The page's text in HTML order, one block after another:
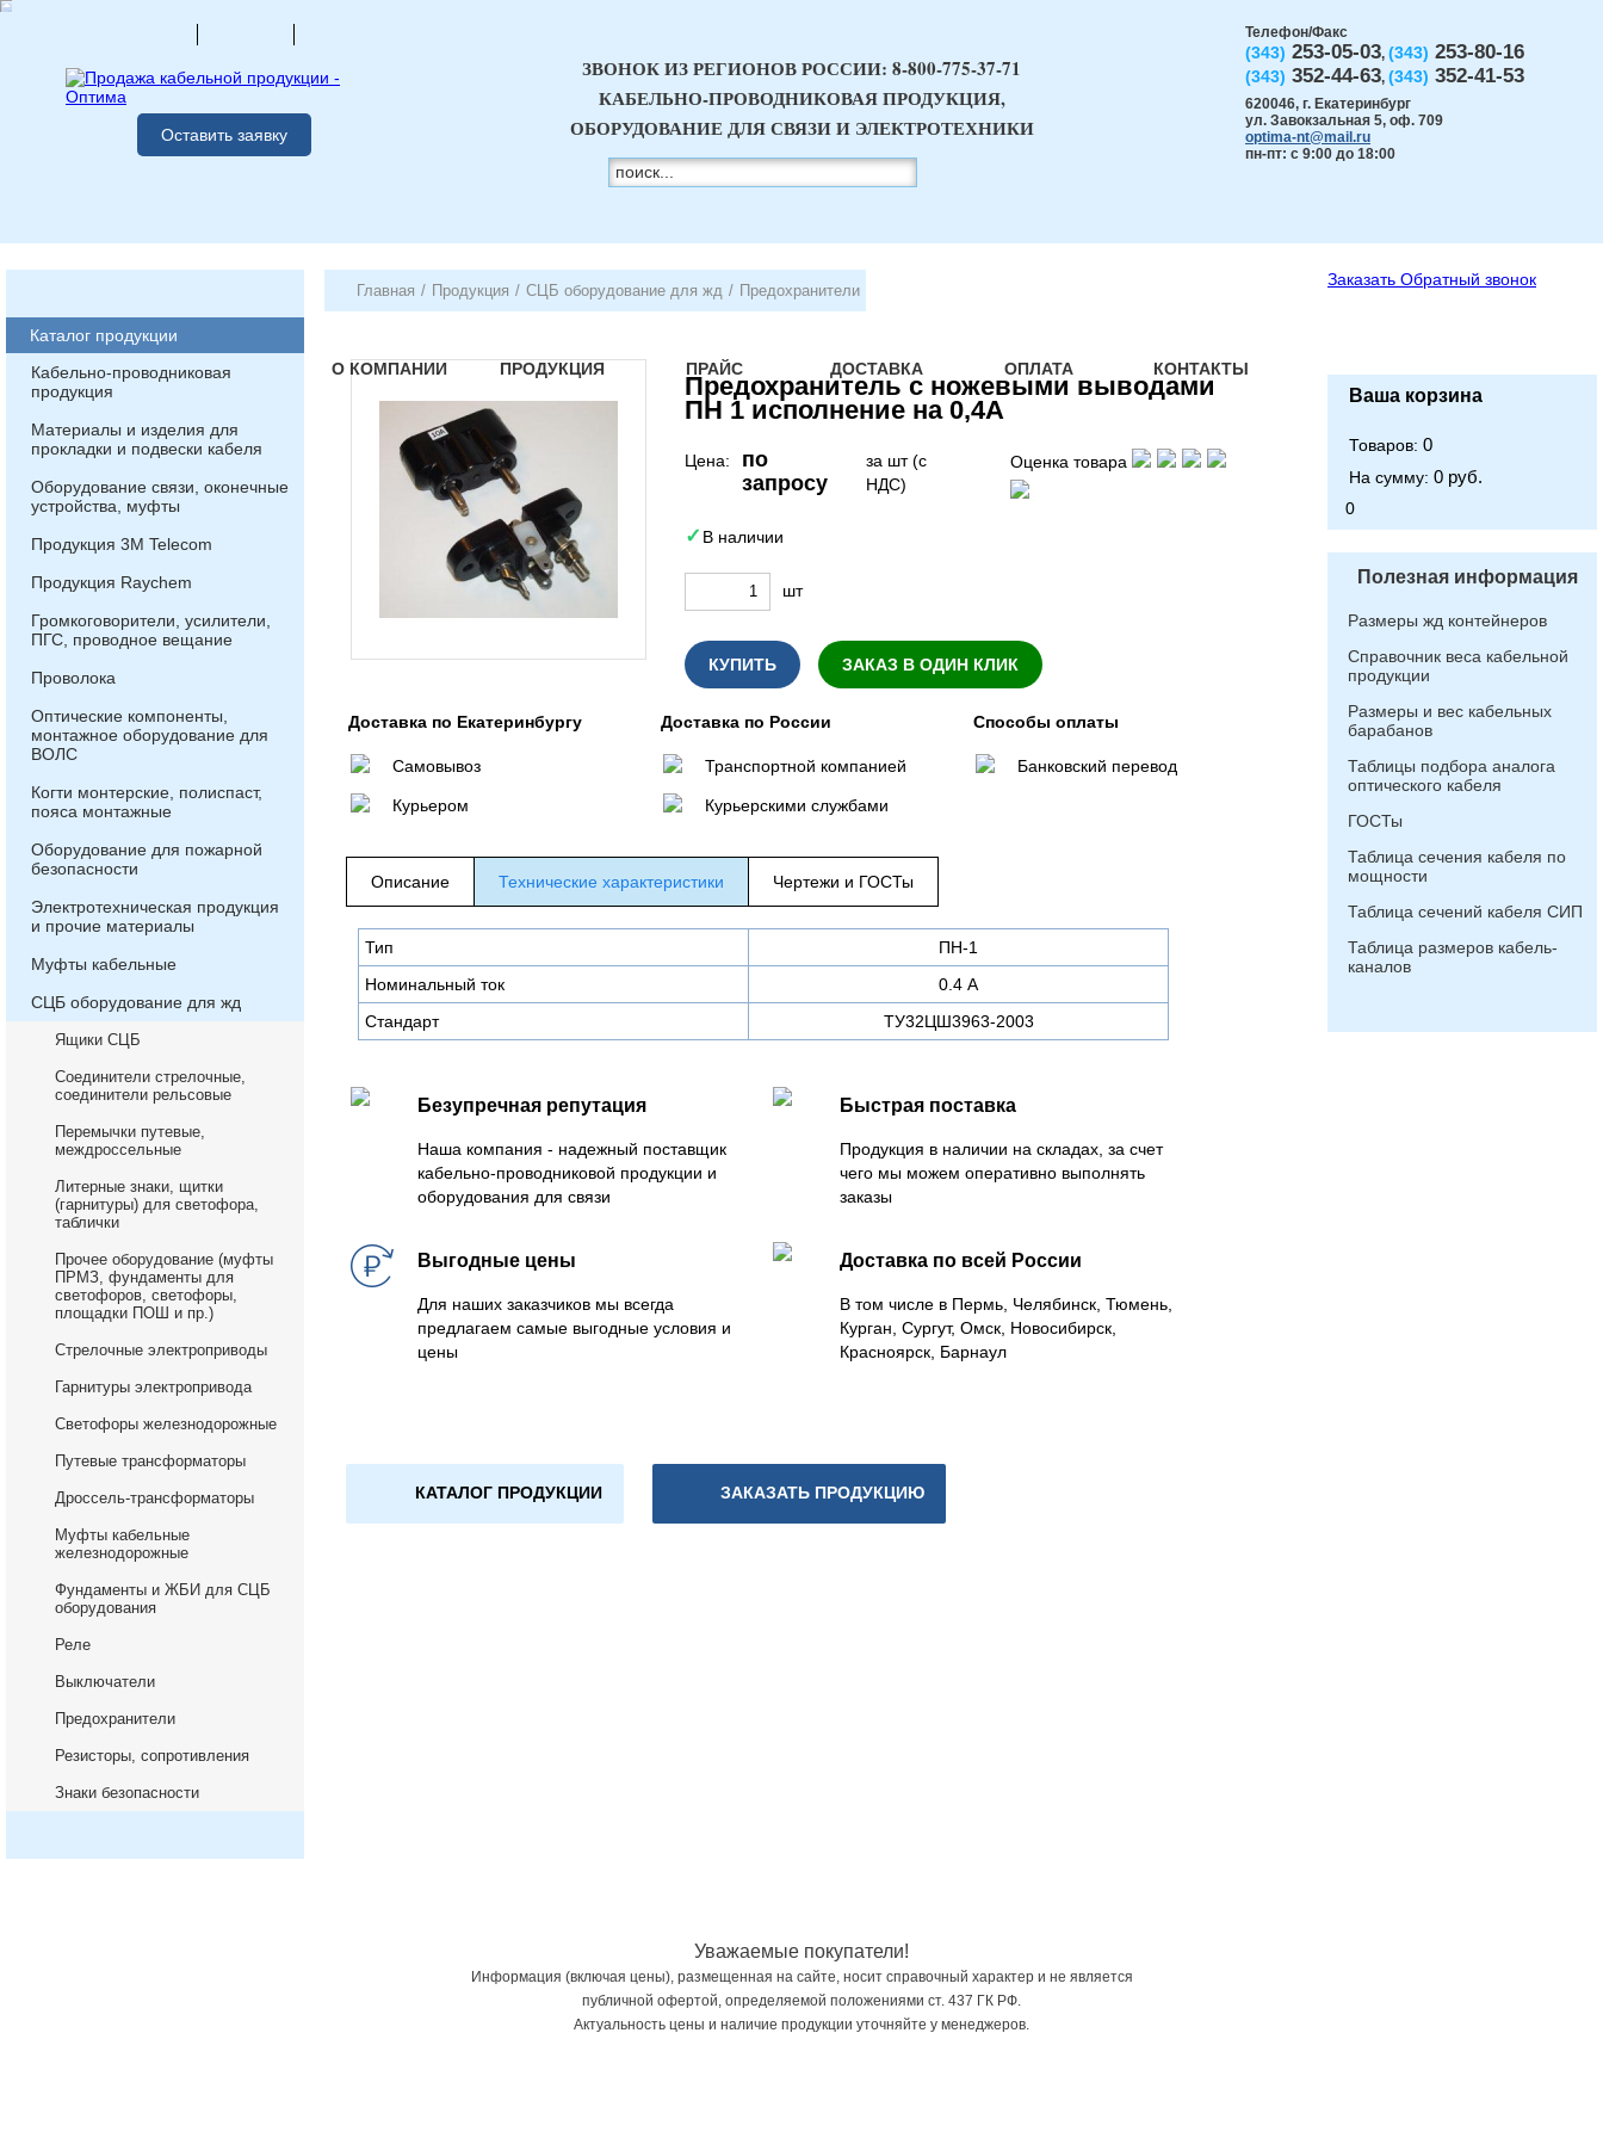
Оставить заявку
Телефон/Факс
(343) 253-05-03, (343) 253-80-16
(343) 352-44-63, (343) 352-41-53
620046, г. Екатеринбург
ул. Завокзальная 5, оф. 709
optima-nt@mail.ru
пн-пт: с 9:00 до 18:00
ЗВОНОК ИЗ РЕГИОНОВ РОССИИ: 8-800-775-37-71
КАБЕЛЬНО-ПРОВОДНИКОВАЯ ПРОДУКЦИЯ,
ОБОРУДОВАНИЕ ДЛЯ СВЯЗИ И ЭЛЕКТРОТЕХНИКИ
О КОМПАНИИ ПРОДУКЦИЯ ПРАЙС ДОСТАВКА ОПЛАТА КОНТАКТЫ
Каталог продукции
Кабельно-проводниковая
продукция
Материалы и изделия для
прокладки и подвески кабеля
Оборудование связи, оконечные
устройства, муфты
Продукция 3М Telecom
Продукция Raychem
Громкоговорители, усилители,
ПГС, проводное вещание
Проволока
Оптические компоненты,
монтажное оборудование для
ВОЛС
Когти монтерские, полиспаст,
пояса монтажные
Оборудование для пожарной
безопасности
Электротехническая продукция
и прочие материалы
Муфты кабельные
СЦБ оборудование для жд
Ящики СЦБ
Соединители стрелочные,
соединители рельсовые
Перемычки путевые,
междроссельные
Литерные знаки, щитки
(гарнитуры) для светофора,
таблички
Прочее оборудование (муфты
ПРМЗ, фундаменты для
светофоров, светофоры,
площадки ПОШ и пр.)
Стрелочные электроприводы
Гарнитуры электропривода
Светофоры железнодорожные
Путевые трансформаторы
Дроссель-трансформаторы
Муфты кабельные
железнодорожные
Фундаменты и ЖБИ для СЦБ
оборудования
Реле
Выключатели
Предохранители
Резисторы, сопротивления
Знаки безопасности
Главная / Продукция / СЦБ оборудование для жд / Предохранители
Предохранитель с ножевыми выводами
ПН 1 исполнение на 0,4А
Цена:
по
запросу
за шт (с
НДС)
Оценка товара
В наличии
шт
КУПИТЬ ЗАКАЗ В ОДИН КЛИК
Доставка по Екатеринбургу
Самовывоз
Курьером
Доставка по России
Транспортной компанией
Курьерскими службами
Способы оплаты
Банковский перевод
Описание Технические характеристики Чертежи и ГОСТы
Тип
ПН-1
Номинальный ток
0.4 А
Стандарт
ТУ32ЦШ3963-2003
Безупречная репутация
Наша компания - надежный поставщик
кабельно-проводниковой продукции и
оборудования для связи
Быстрая поставка
Продукция в наличии на складах, за счет
чего мы можем оперативно выполнять
заказы
Выгодные цены
Для наших заказчиков мы всегда
предлагаем самые выгодные условия и
цены
Доставка по всей России
В том числе в Пермь, Челябинск, Тюмень,
Курган, Сургут, Омск, Новосибирск,
Красноярск, Барнаул
КАТАЛОГ ПРОДУКЦИИ ЗАКАЗАТЬ ПРОДУКЦИЮ
Заказать Обратный звонок
Ваша корзина
Товаров: 0
На сумму: 0 руб.
0
Полезная информация
Размеры жд контейнеров
Справочник веса кабельной
продукции
Размеры и вес кабельных
барабанов
Таблицы подбора аналога
оптического кабеля
ГОСТы
Таблица сечения кабеля по
мощности
Таблица сечений кабеля СИП
Таблица размеров кабель-
каналов
Уважаемые покупатели!
Информация (включая цены), размещенная на сайте, носит справочный характер и не является
публичной офертой, определяемой положениями ст. 437 ГК РФ.
Актуальность цены и наличие продукции уточняйте у менеджеров.